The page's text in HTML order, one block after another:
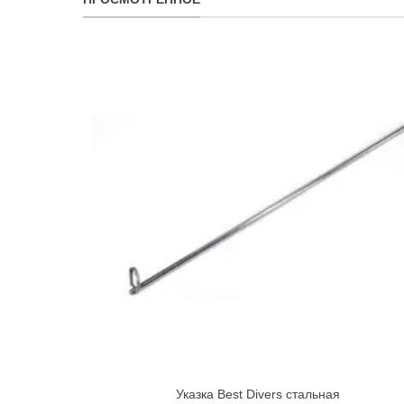
Указка Best Divers стальная